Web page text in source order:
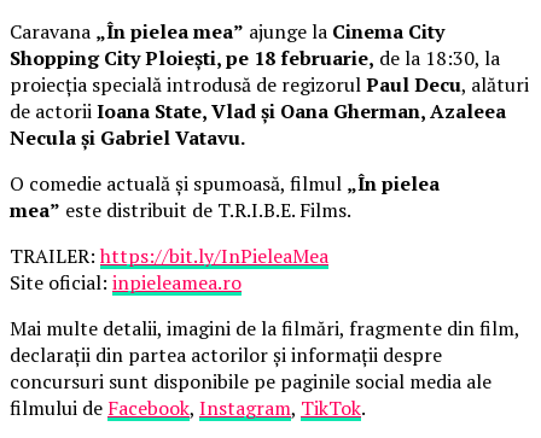
Caravana „În pielea mea” ajunge la Cinema City
Shopping City Ploiești, pe 18 februarie, de la 18:30, la
proiecția specială introdusă de regizorulPaul Decu, alături
de actoriiIoana State, Vlad și Oana Gherman, Azaleea
Necula și Gabriel Vatavu.
O comedie actuală și spumoasă, filmul „În pielea
mea” este distribuit de T.R.I.B.E. Films.
TRAILER:https://bit.ly/InPieleaMea
Site oficial: inpieleamea.ro
Mai multe detalii, imagini de la filmări, fragmente din film,
declarații din partea actorilor și informații despre
concursuri sunt disponibile pe paginile social media ale
filmului de Facebook, Instagram, TikTok.